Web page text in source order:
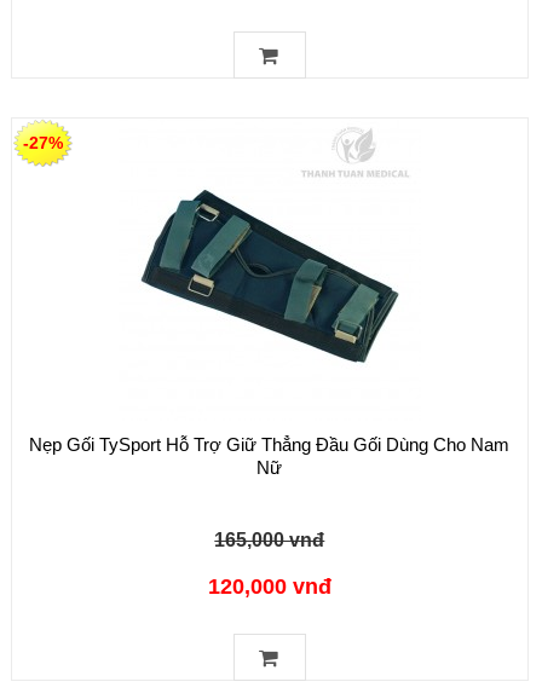
Nẹp Gối TySport Hỗ Trợ Giữ Thẳng Đầu Gối Dùng Cho Nam
Nữ
165,000 vnđ
120,000 vnđ
-27%